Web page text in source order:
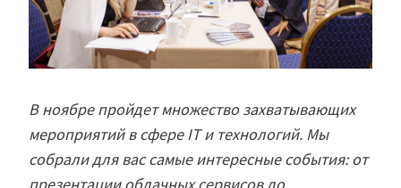
В ноябре пройдет множество захватывающих
мероприятий в сфере IT и технологий. Мы
собрали для вас самые интересные события: от